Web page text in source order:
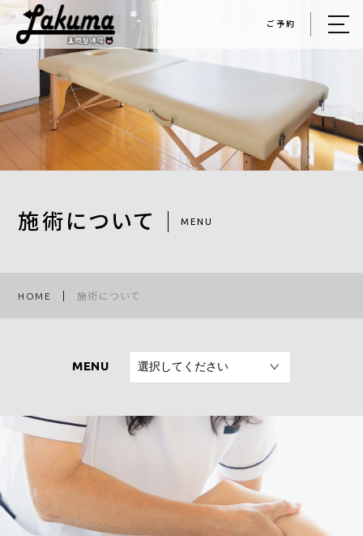
ご予約
施術について MENU
HOME 施術について
HOME
楽間について
施術について
施術料金
ブログ